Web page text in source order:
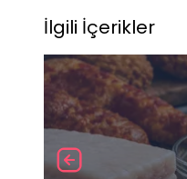
İlgili İçerikler